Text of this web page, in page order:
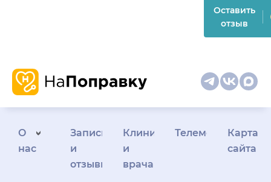
Оставить
отзыв
О
нас
Запись
и
отзывы
Клиникам
и
врачам
Телемедицина
Карта
сайта